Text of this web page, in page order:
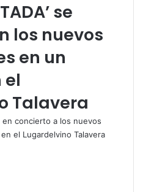
se
los nuevos
en un
el
Talavera
en concierto a los nuevos
el Lugardelvino Talavera